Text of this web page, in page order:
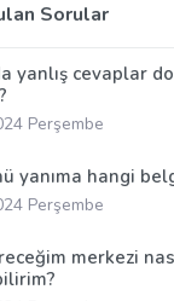
Sorular
yanlış cevaplar
Perşembe
yanıma hangi
Perşembe
merkezi